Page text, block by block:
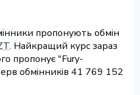
пропонують обмін
. Найкращий курс зараз
пропонує "Fury-
обмінників 41 769 152